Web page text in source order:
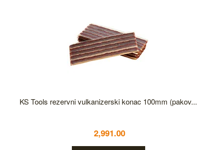
KS Tools rezervni vulkanizerski konac 100mm (pakov...
2,991.00